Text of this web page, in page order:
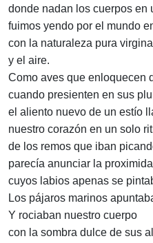
donde nadan los cuerpos en
fuimos yendo por el mundo
con la naturaleza pura
y el aire.
Como aves que enloquecen
cuando presienten en sus
el aliento nuevo de un estío
nuestro corazón en un solo
de los remos que iban
parecía anunciar la
cuyos labios apenas se
Los pájaros marinos
Y rociaban nuestro cuerpo
con la sombra dulce de sus